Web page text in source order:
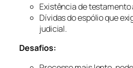
Existência de testamento
Dívidas do espólio que
judicial.
Desafios: